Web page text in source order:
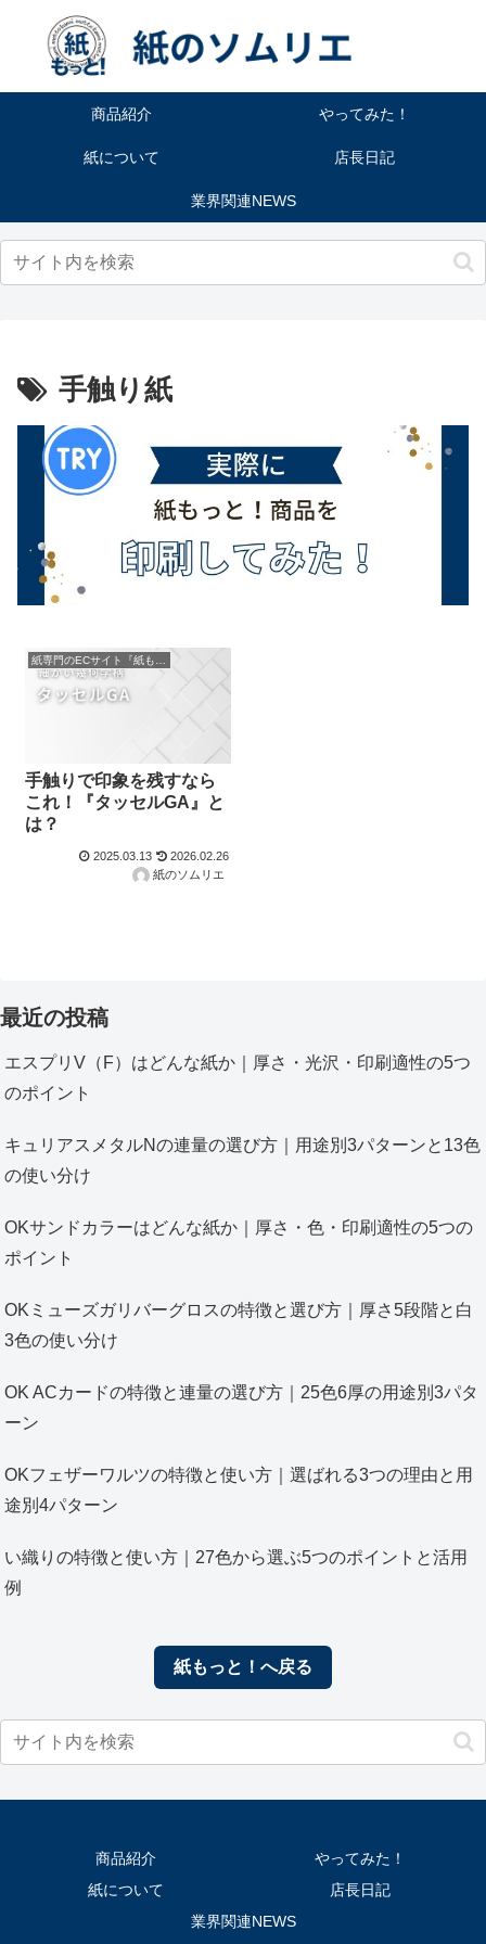
商品紹介 やってみた！
紙について 店長日記
業界関連NEWS
手触り紙
手触りで印象を残すなら
これ！『タッセルGA』と
は？
2025.03.13
2026.02.26
紙のソムリエ
最近の投稿
エスプリV（F）はどんな紙か｜厚さ・光沢・印刷適性の5つ
のポイント
キュリアスメタルNの連量の選び方｜用途別3パターンと13色
の使い分け
OKサンドカラーはどんな紙か｜厚さ・色・印刷適性の5つの
ポイント
OKミューズガリバーグロスの特徴と選び方｜厚さ5段階と白
3色の使い分け
OK ACカードの特徴と連量の選び方｜25色6厚の用途別3パタ
ーン
OKフェザーワルツの特徴と使い方｜選ばれる3つの理由と用
途別4パターン
い織りの特徴と使い方｜27色から選ぶ5つのポイントと活用
例
紙もっと！へ戻る
商品紹介
やってみた！
紙について
店長日記
業界関連NEWS